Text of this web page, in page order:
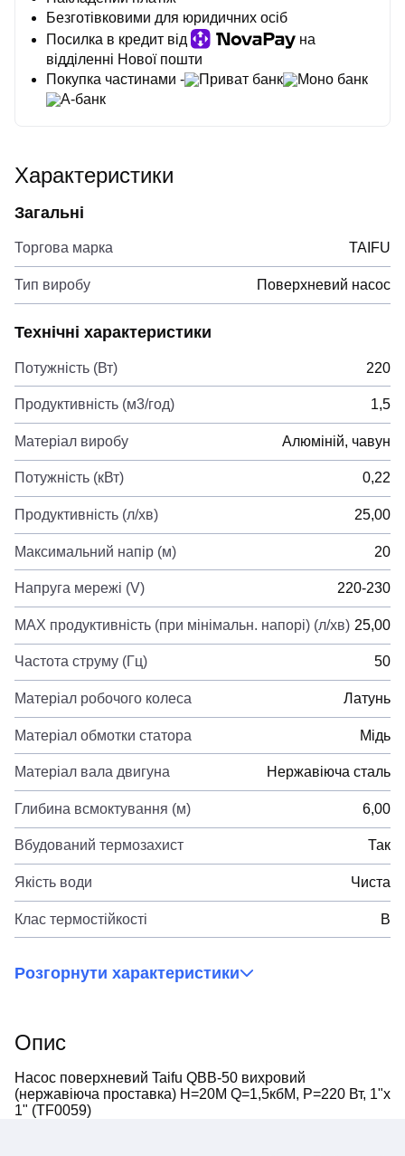
Безготівковими для юридичних осіб
Посилка в кредит від
на
відділенні Нової пошти
Покупка частинами -
Приват банк
Моно банк
А-банк
Характеристики
Загальні
Торгова марка TAIFU
Тип виробу Поверхневий насос
Технічні характеристики
Потужність (Вт) 220
Продуктивність (м3/год) 1,5
Матеріал виробу Алюміній, чавун
Потужність (кВт) 0,22
Продуктивність (л/хв) 25,00
Максимальний напір (м) 20
Напруга мережі (V) 220-230
MAX продуктивність (при мінімальн. напорі) (л/хв) 25,00
Частота струму (Гц) 50
Матеріал робочого колеса Латунь
Матеріал обмотки статора Мідь
Матеріал вала двигуна Нержавіюча сталь
Глибина всмоктування (м) 6,00
Вбудований термозахист Так
Якість води Чиста
Клас термостійкості B
Розгорнути характеристики
Опис
Насос поверхневий Taifu QBB-50 вихровий
(нержавіюча проставка) Н=20М Q=1,5кбМ, P=220 Вт, 1"x
1" (TF0059)